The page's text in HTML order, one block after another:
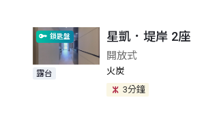
鎖匙盤
露台
星凱．堤岸 2座
開放式
火炭
3分鐘